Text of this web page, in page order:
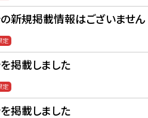
新規掲載情報はございません
掲載しました
掲載しました